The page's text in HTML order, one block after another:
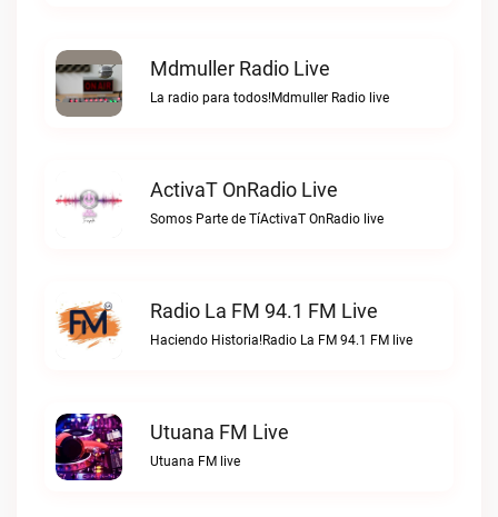
Mdmuller Radio Live
La radio para todos!Mdmuller Radio live
ActivaT OnRadio Live
Somos Parte de TíActivaT OnRadio live
Radio La FM 94.1 FM Live
Haciendo Historia!Radio La FM 94.1 FM live
Utuana FM Live
Utuana FM live